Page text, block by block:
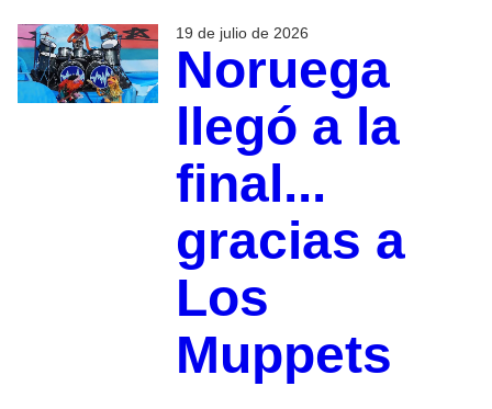
19 de julio de 2026
Noruega
llegó a la
final...
gracias a
Los
Muppets